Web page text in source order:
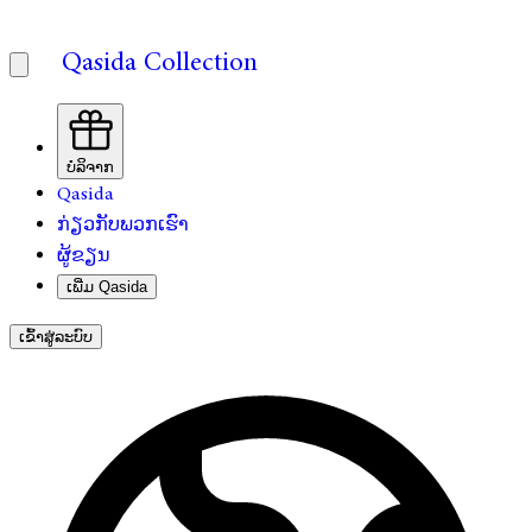
Qasida Collection
ບໍລິຈາກ
Qasida
ກ່ຽວກັບພວກເຮົາ
ຜູ້ຂຽນ
ເພີ່ມ Qasida
ເຂົ້າສູ່ລະບົບ